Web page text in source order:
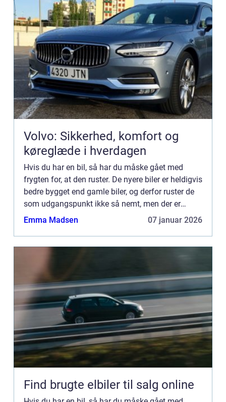
Volvo: Sikkerhed, komfort og
køreglæde i hverdagen
Hvis du har en bil, så har du måske gået med
frygten for, at den ruster. De nyere biler er heldigvis
bedre bygget end gamle biler, og derfor ruster de
som udgangspunkt ikke så nemt, men der er
stadig steder på bilen, som...
Emma Madsen 07 januar 2026
Find brugte elbiler til salg online